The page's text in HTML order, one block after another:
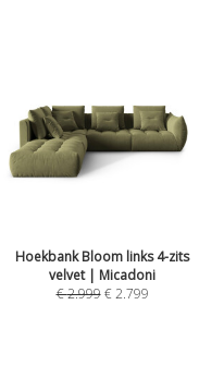
Hoekbank Bloom links 4-zits
velvet | Micadoni
€2.999 €2.799